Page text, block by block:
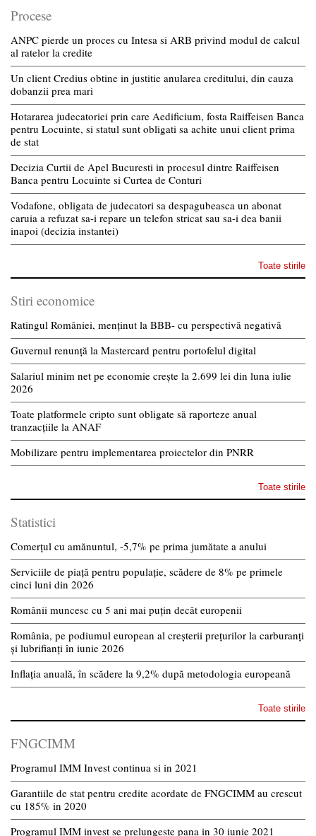
Procese
ANPC pierde un proces cu Intesa si ARB privind modul de calcul
al ratelor la credite
Un client Credius obtine in justitie anularea creditului, din cauza
dobanzii prea mari
Hotararea judecatoriei prin care Aedificium, fosta Raiffeisen Banca
pentru Locuinte, si statul sunt obligati sa achite unui client prima
de stat
Decizia Curtii de Apel Bucuresti in procesul dintre Raiffeisen
Banca pentru Locuinte si Curtea de Conturi
Vodafone, obligata de judecatori sa despagubeasca un abonat
caruia a refuzat sa-i repare un telefon stricat sau sa-i dea banii
inapoi (decizia instantei)
Toate stirile
Stiri economice
Ratingul României, menținut la BBB- cu perspectivă negativă
Guvernul renunță la Mastercard pentru portofelul digital
Salariul minim net pe economie crește la 2.699 lei din luna iulie
2026
Toate platformele cripto sunt obligate să raporteze anual
tranzacțiile la ANAF
Mobilizare pentru implementarea proiectelor din PNRR
Toate stirile
Statistici
Comerțul cu amănuntul, -5,7% pe prima jumătate a anului
Serviciile de piață pentru populație, scădere de 8% pe primele
cinci luni din 2026
Românii muncesc cu 5 ani mai puțin decât europenii
România, pe podiumul european al creșterii prețurilor la carburanți
și lubrifianți în iunie 2026
Inflația anuală, în scădere la 9,2% după metodologia europeană
Toate stirile
FNGCIMM
Programul IMM Invest continua si in 2021
Garantiile de stat pentru credite acordate de FNGCIMM au crescut
cu 185% in 2020
Programul IMM invest se prelungeste pana in 30 iunie 2021